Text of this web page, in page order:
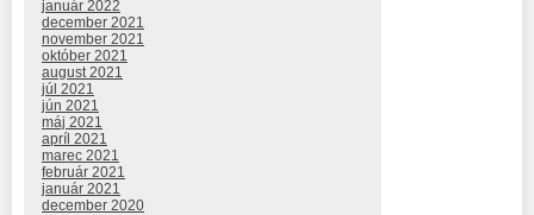
január 2022
december 2021
november 2021
október 2021
august 2021
júl 2021
jún 2021
máj 2021
apríl 2021
marec 2021
február 2021
január 2021
december 2020